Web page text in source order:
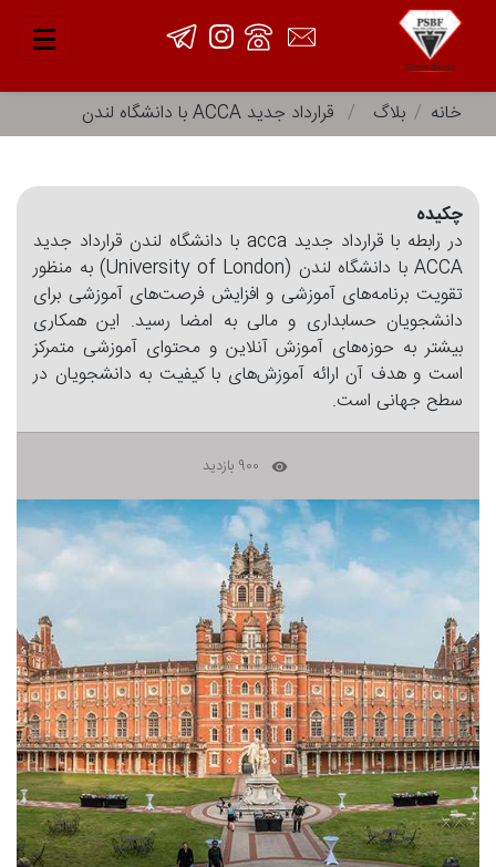
خانه بلاگ قرارداد جدید ACCA با دانشگاه لندن
چکیده
در رابطه با قرارداد جدید acca با دانشگاه لندن قرارداد جدید
ACCA با دانشگاه لندن (University of London) به منظور
تقویت برنامه‌های آموزشی و افزایش فرصت‌های آموزشی برای
دانشجویان حسابداری و مالی به امضا رسید. این همکاری
بیشتر به حوزه‌های آموزش آنلاین و محتوای آموزشی متمرکز
است و هدف آن ارائه آموزش‌های با کیفیت به دانشجویان در
سطح جهانی است.
remove_red_eye 900 بازدید